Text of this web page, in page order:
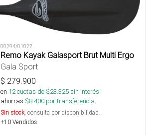
00294/01022
Remo Kayak Galasport Brut Multi Ergo
Gala Sport
$ 279.900
en 12cuotas de $23.325sin interés
ahorras $8.400 por transferencia.
Sin stock, consulta por disponibilidad.
+10 Vendidos